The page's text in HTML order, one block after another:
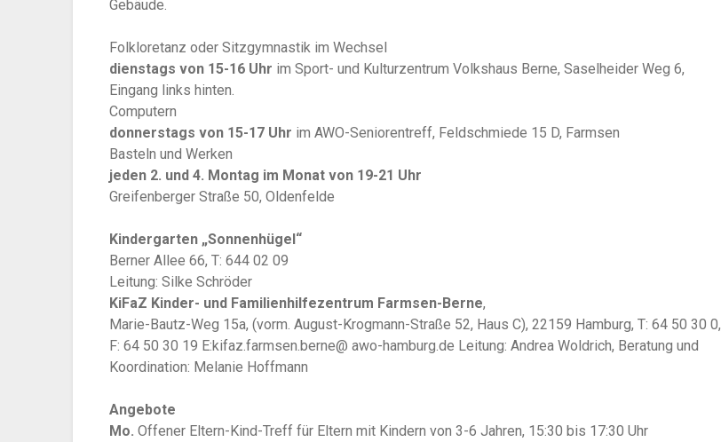
Gebäude.
Folkloretanz oder Sitzgymnastik im Wechsel
dienstags von 15-16 Uhr im Sport- und Kulturzentrum Volkshaus Berne, Saselheider Weg 6,
Eingang links hinten.
Computern
donnerstags von 15-17 Uhr im AWO-Seniorentreff, Feldschmiede 15 D, Farmsen
Basteln und Werken
jeden 2. und 4. Montag im Monat von 19-21 Uhr
Greifenberger Straße 50, Oldenfelde
Kindergarten „Sonnenhügel“
Berner Allee 66, T: 644 02 09
Leitung: Silke Schröder
KiFaZ Kinder- und Familienhilfezentrum Farmsen-Berne,
Marie-Bautz-Weg 15a, (vorm. August-Krogmann-Straße 52, Haus C), 22159 Hamburg, T: 64 50 30 0,
F: 64 50 30 19 E:kifaz.farmsen.berne@ awo-hamburg.de Leitung: Andrea Woldrich, Beratung und
Koordination: Melanie Hoffmann
Angebote
Mo.Offener Eltern-Kind-Treff für Eltern mit Kindern von 3-6 Jahren, 15:30 bis 17:30 Uhr